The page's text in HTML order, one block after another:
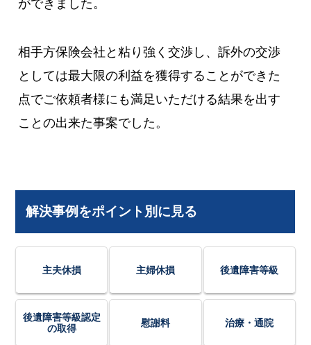
ができました。
相手方保険会社と粘り強く交渉し、訴外の交渉
としては最大限の利益を獲得することができた
点でご依頼者様にも満足いただける結果を出す
ことの出来た事案でした。
解決事例をポイント別に見る
主夫休損 主婦休損 後遺障害等級
後遺障害等級認定
の取得
慰謝料 治療・通院